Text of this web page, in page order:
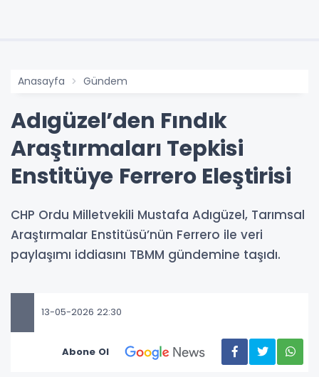
Anasayfa Gündem
Adıgüzel’den Fındık
Araştırmaları Tepkisi
Enstitüye Ferrero Eleştirisi
CHP Ordu Milletvekili Mustafa Adıgüzel, Tarımsal
Araştırmalar Enstitüsü’nün Ferrero ile veri
paylaşımı iddiasını TBMM gündemine taşıdı.
13-05-2026 22:30
Abone Ol